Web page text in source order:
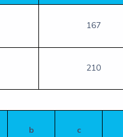
167
210
b c